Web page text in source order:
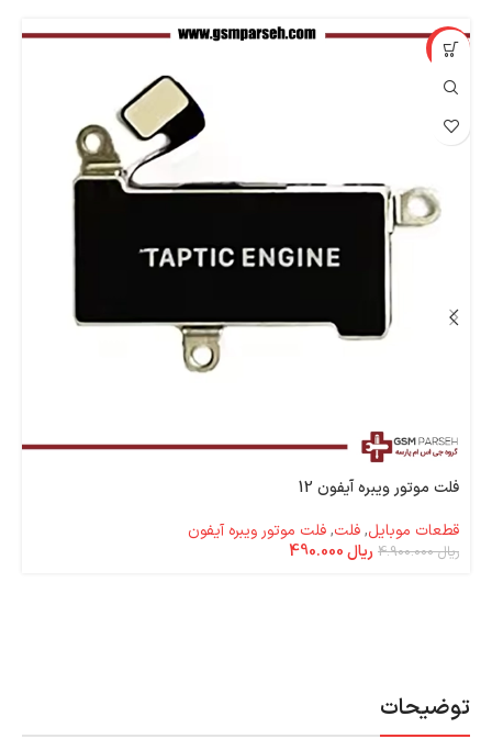
توضیحات
-90%
فلت موتور ویبره آیفون 12
قطعات موبایل,فلت,فلت موتور ویبره آیفون
ریال4.900.000 ریال